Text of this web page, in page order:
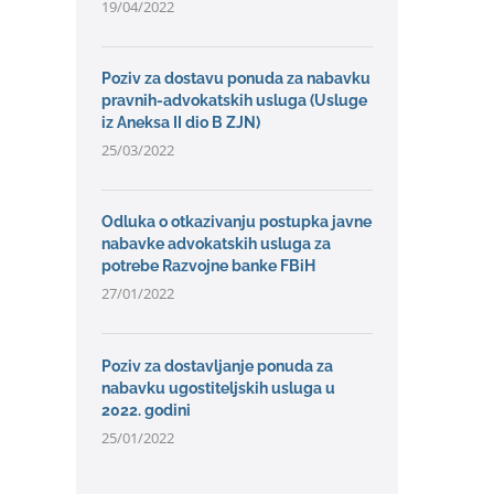
19/04/2022
Poziv za dostavu ponuda za nabavku
pravnih-advokatskih usluga (Usluge
iz Aneksa II dio B ZJN)
25/03/2022
Odluka o otkazivanju postupka javne
nabavke advokatskih usluga za
potrebe Razvojne banke FBiH
27/01/2022
Poziv za dostavljanje ponuda za
nabavku ugostiteljskih usluga u
2022. godini
25/01/2022